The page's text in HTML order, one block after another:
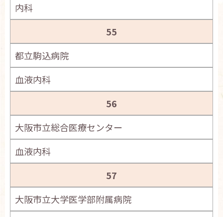
内科
55
都立駒込病院
血液内科
56
大阪市立総合医療センター
血液内科
57
大阪市立大学医学部附属病院